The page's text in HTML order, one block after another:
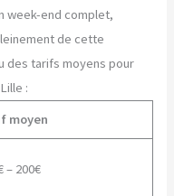
week-end complet,
de cette
des tarifs moyens pour
:
moyen
– 200€